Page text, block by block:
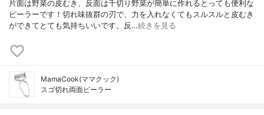
片面は野菜の皮むき、反面は千切り野菜が簡単に作れるとっても便利な
ピーラーです！切れ味抜群の刃で、力を入れなくてもスルスルと皮むき
ができてとても気持ちいいです。反…続きを見る
MamaCook(ママクック)
スゴ切れ両面ピーラー